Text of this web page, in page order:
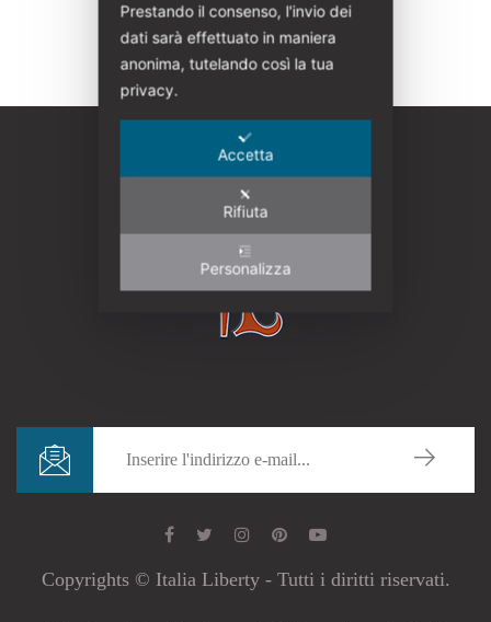
Copyrights © Italia Liberty - Tutti i diritti riservati.
Prestando il consenso, l'invio dei
dati sarà effettuato in maniera
anonima, tutelando così la tua
privacy.
Accetta
Rifiuta
Personalizza